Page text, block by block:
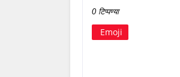
0 टिप्पण्या
Emoji